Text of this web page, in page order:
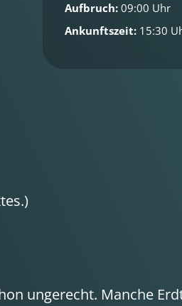
Aufbruch: 09:00 Uhr
Ankunftszeit: 15:30
ungerecht. Manche